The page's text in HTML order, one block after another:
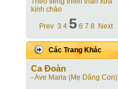
kính chào
Prev 3 4 5 6 7 8 Next
Các Trang Khác
Ca Ðoàn
-Ave Maria (Mẹ Dâng Con)